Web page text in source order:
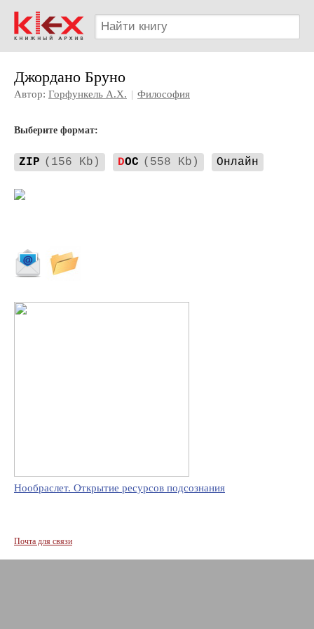
Джордано Бруно
Автор: Горфункель А.Х. | Философия
Выберите формат:
ZIP (156 Kb) DOC (558 Kb) Онлайн
Нообраслет. Открытие ресурсов подсознания
Почта для связи